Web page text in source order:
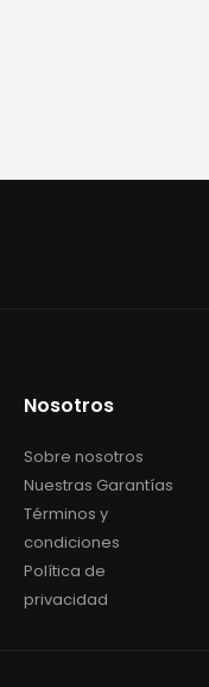
Nosotros
Sobre nosotros
Nuestras Garantías
Términos y
condiciones
Política de
privacidad